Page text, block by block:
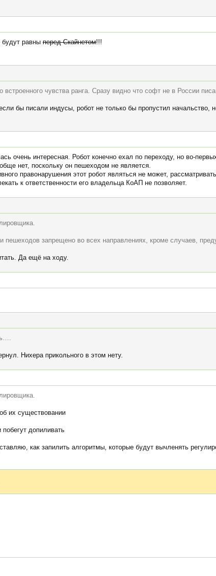
будут равны перед Скайнетом!!!
встроенного чувства ранга. Сразу видно что софт не в России
бы писали индусы, робот не только бы пропустил начальство,
очень интересная. Робот конечно ехал по переходу, но во-
нет, поскольку он пешеходом не является.
правонарушения этот робот являться не может,
к ответственности его владельца КоАП не позволяет.
пешеходов запрещено во всех направлениях, кроме случаев,
Да ещё на ходу.
Нихера прикольного в этом нету.
их существовании
допиливать
как запилить алгоритмы, которые будут вычленять